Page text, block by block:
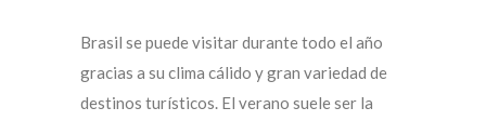
Brasil se puede visitar durante todo el año
gracias a su clima cálido y gran variedad de
destinos turísticos. El verano suele ser la